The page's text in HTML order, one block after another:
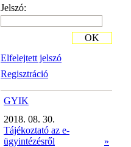
Jelszó:
Elfelejtett jelszó
Regisztráció
OK
GYIK
2018. 08. 30.
Tájékoztató az e-
ügyintézésről
»